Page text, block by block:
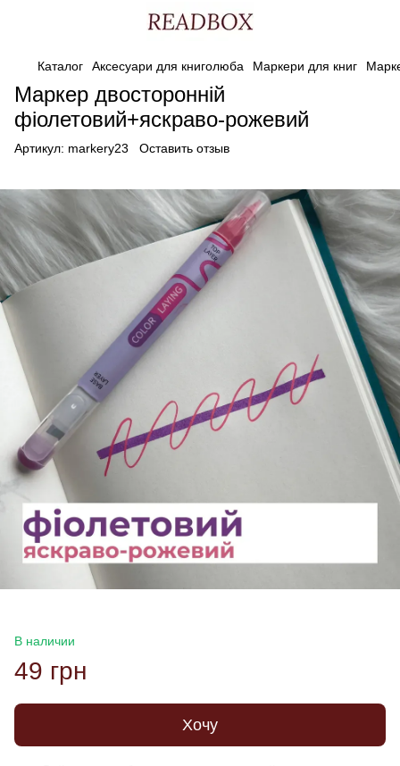
Каталог Аксесуари для книголюба Маркери для книг
Маркер двосторонній
фіолетовий+яскраво-рожевий
Артикул: markery23 Оставить отзыв
В наличии
49 грн
Хочу